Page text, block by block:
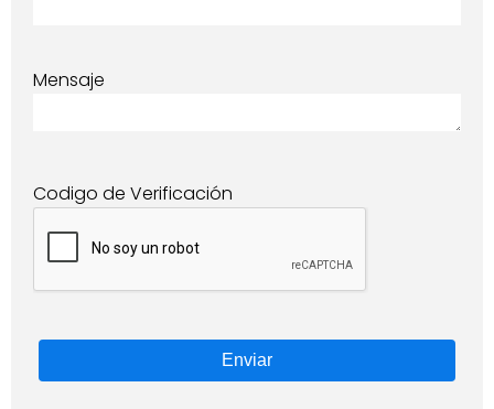
Mensaje
Codigo de Verificación
Enviar